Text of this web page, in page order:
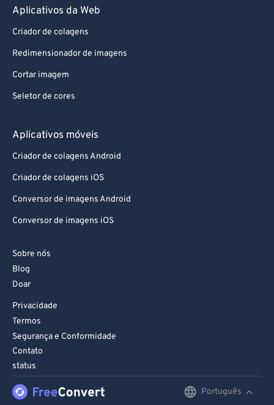
Aplicativos da Web
Criador de colagens
Redimensionador de imagens
Cortar imagem
Seletor de cores
Aplicativos móveis
Criador de colagens Android
Criador de colagens iOS
Conversor de imagens Android
Conversor de imagens iOS
Sobre nós
Blog
Doar
Privacidade
Termos
Segurança e Conformidade
Contato
status
Português